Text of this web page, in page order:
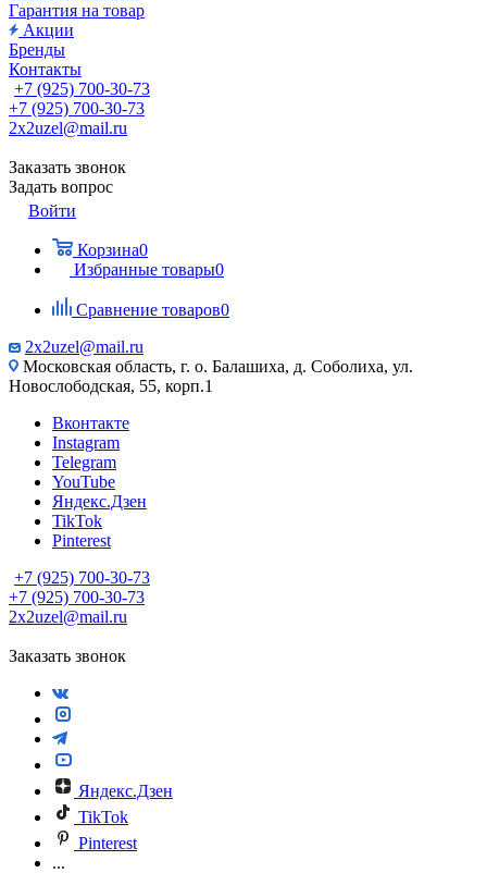
Гарантия на товар
Акции
Бренды
Контакты
+7 (925) 700-30-73
+7 (925) 700-30-73
2x2uzel@mail.ru
Заказать звонок
Задать вопрос
Войти
Корзина0
Избранные товары0
Сравнение товаров0
2x2uzel@mail.ru
Московская область, г. о. Балашиха, д. Соболиха, ул.
Новослободская, 55, корп.1
Вконтакте
Instagram
Telegram
YouTube
Яндекс.Дзен
TikTok
Pinterest
+7 (925) 700-30-73
+7 (925) 700-30-73
2x2uzel@mail.ru
Заказать звонок
Яндекс.Дзен
TikTok
Pinterest
...